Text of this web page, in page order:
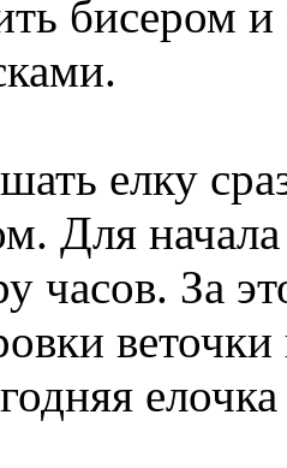
бисером
елку
Для
часов. За